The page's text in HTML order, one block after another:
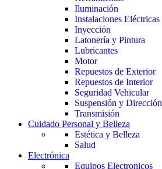
Iluminación
Instalaciones Eléctricas
Inyección
Latonería y Pintura
Lubricantes
Motor
Repuestos de Exterior
Repuestos de Interior
Seguridad Vehicular
Suspensión y Dirección
Transmisión
Cuidado Personal y Belleza
Estética y Belleza
Salud
Electrónica
Equipos Electronicos